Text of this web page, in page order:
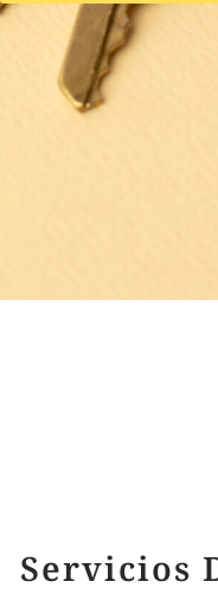
Servicios